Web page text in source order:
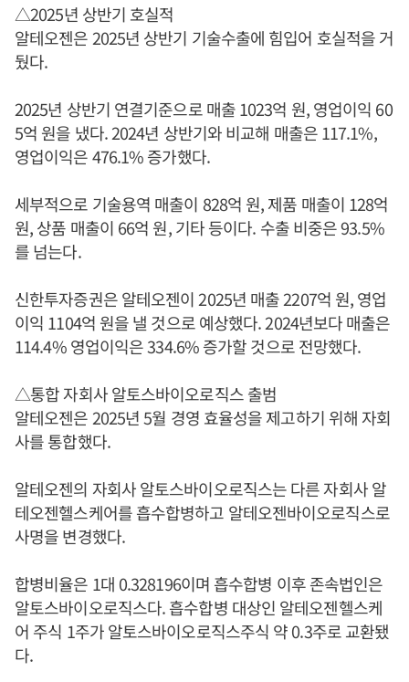
△2025년 상반기 호실적
알테오젠은 2025년 상반기 기술수출에 힘입어 호실적을 거
뒀다.
2025년 상반기 연결기준으로 매출 1023억 원, 영업이익 60
5억 원을 냈다. 2024년 상반기와 비교해 매출은 117.1%,
영업이익은 476.1% 증가했다.
세부적으로 기술용역 매출이 828억 원, 제품 매출이 128억
원, 상품 매출이 66억 원, 기타 등이다. 수출 비중은 93.5%
를 넘는다.
신한투자증권은 알테오젠이 2025년 매출 2207억 원, 영업
이익 1104억 원을 낼 것으로 예상했다. 2024년보다 매출은
114.4% 영업이익은 334.6% 증가할 것으로 전망했다.
△통합 자회사 알토스바이오로직스 출범
알테오젠은 2025년 5월 경영 효율성을 제고하기 위해 자회
사를 통합했다.
알테오젠의 자회사 알토스바이오로직스는 다른 자회사 알
테오젠헬스케어를 흡수합병하고 알테오젠바이오로직스로
사명을 변경했다.
합병비율은 1대 0.328196이며 흡수합병 이후 존속법인은
알토스바이오로직스다. 흡수합병 대상인 알테오젠헬스케
어 주식 1주가 알토스바이오로직스주식 약 0.3주로 교환됐
다.